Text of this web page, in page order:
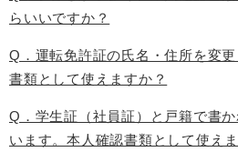
らいいですか？
Q．運転免許証の氏名・住所を変
書類として使えますか？
Q．学生証（社員証）と戸籍で書
います。本人確認書類として使え